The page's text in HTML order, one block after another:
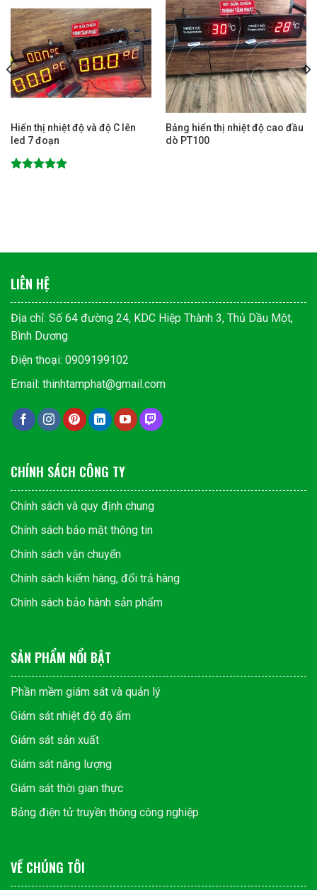
Hiển thị nhiệt độ và độ C lên
led 7 đoạn
Bảng hiển thị nhiệt độ cao đầu
dò PT100
LIÊN HỆ
Địa chỉ: Số 64 đường 24, KDC Hiệp Thành 3, Thủ Dầu Một,
Bình Dương
Điện thoại: 0909199102
Email: thinhtamphat@gmail.com
CHÍNH SÁCH CÔNG TY
Chính sách và quy định chung
Chính sách bảo mật thông tin
Chính sách vận chuyển
Chính sách kiểm hàng, đổi trả hàng
Chính sách bảo hành sản phẩm
SẢN PHẨM NỔI BẬT
Phần mềm giám sát và quản lý
Giám sát nhiệt độ độ ẩm
Giám sát sản xuất
Giám sát năng lượng
Giám sát thời gian thực
Bảng điện tử truyền thông công nghiệp
VỀ CHÚNG TÔI